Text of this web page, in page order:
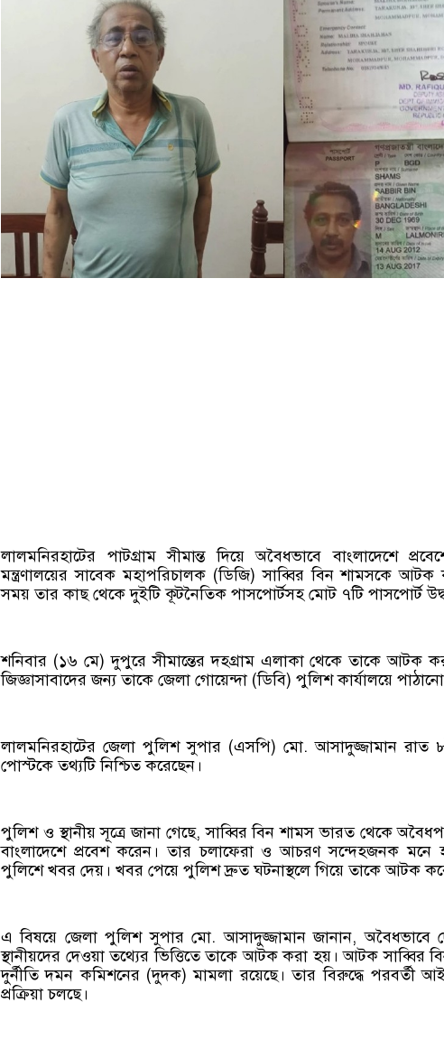
লালমনিরহাটের পাটগ্রাম সীমান্ত দিয়ে অবৈধভাবে বাংলাদেশে
মন্ত্রণালয়ের সাবেক মহাপরিচালক (ডিজি) সাব্বির বিন শামসকে
সময় তার কাছ থেকে দুইটি কূটনৈতিক পাসপোর্টসহ মোট ৭টি পাসপোর্ট
শনিবার (১৬ মে) দুপুরে সীমান্তের দহগ্রাম এলাকা থেকে তাকে আটক
জিজ্ঞাসাবাদের জন্য তাকে জেলা গোয়েন্দা (ডিবি) পুলিশ কার্যালয়ে
লালমনিরহাটের জেলা পুলিশ সুপার (এসপি) মো. আসাদুজ্জামান রাত
পোস্টকে তথ্যটি নিশ্চিত করেছেন।
পুলিশ ও স্থানীয় সূত্রে জানা গেছে, সাব্বির বিন শামস ভারত থেকে
বাংলাদেশে প্রবেশ করেন। তার চলাফেরা ও আচরণ সন্দেহজনক মনে
পুলিশে খবর দেয়। খবর পেয়ে পুলিশ দ্রুত ঘটনাস্থলে গিয়ে তাকে আটক
এ বিষয়ে জেলা পুলিশ সুপার মো. আসাদুজ্জামান জানান, অবৈধভাবে
স্থানীয়দের দেওয়া তথ্যের ভিত্তিতে তাকে আটক করা হয়। আটক সাব্বির
দুর্নীতি দমন কমিশনের (দুদক) মামলা রয়েছে। তার বিরুদ্ধে পরবর্তী
প্রক্রিয়া চলছে।